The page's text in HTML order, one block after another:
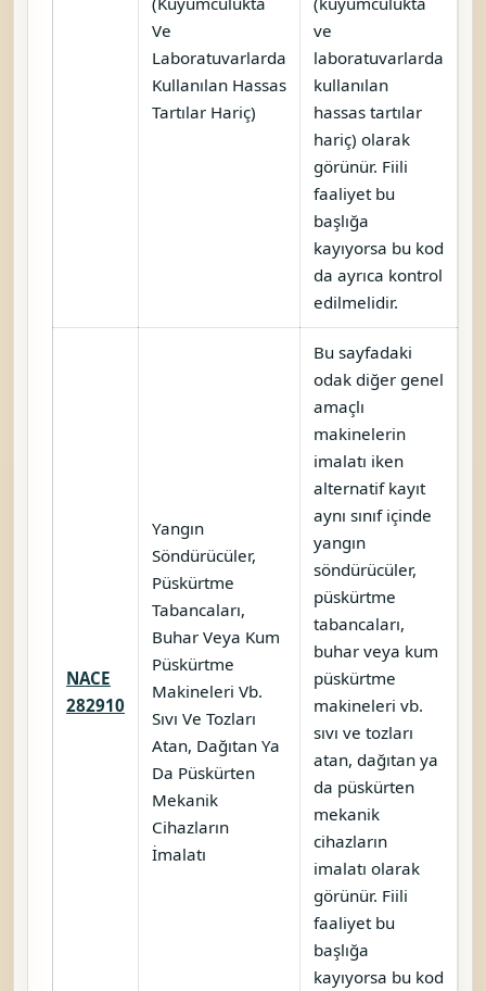
Ve
Laboratuvarlarda
Kullanılan Hassas
Tartılar Hariç)
ve
laboratuvarlarda
kullanılan
hassas tartılar
hariç) olarak
görünür. Fiili
faaliyet bu
başlığa
kayıyorsa bu kod
da ayrıca kontrol
edilmelidir.
NACE
282910
Yangın
Söndürücüler,
Püskürtme
Tabancaları,
Buhar Veya Kum
Püskürtme
Makineleri Vb.
Sıvı Ve Tozları
Atan, Dağıtan Ya
Da Püskürten
Mekanik
Cihazların
İmalatı
Bu sayfadaki
odak diğer genel
amaçlı
makinelerin
imalatı iken
alternatif kayıt
aynı sınıf içinde
yangın
söndürücüler,
püskürtme
tabancaları,
buhar veya kum
püskürtme
makineleri vb.
sıvı ve tozları
atan, dağıtan ya
da püskürten
mekanik
cihazların
imalatı olarak
görünür. Fiili
faaliyet bu
başlığa
kayıyorsa bu kod